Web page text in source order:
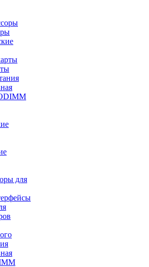
для